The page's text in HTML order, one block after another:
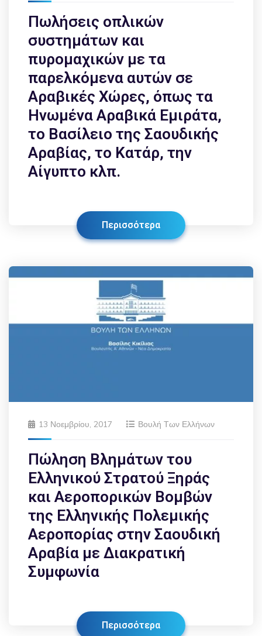
Πωλήσεις οπλικών
συστημάτων και
πυρομαχικών με τα
παρελκόμενα αυτών σε
Αραβικές Χώρες, όπως τα
Ηνωμένα Αραβικά Εμιράτα,
το Βασίλειο της Σαουδικής
Αραβίας, το Κατάρ, την
Αίγυπτο κλπ.
Περισσότερα
13 Νοεμβρίου, 2017 Βουλή Των Ελλήνων
Πώληση Βλημάτων του
Ελληνικού Στρατού Ξηράς
και Αεροπορικών Βομβών
της Ελληνικής Πολεμικής
Αεροπορίας στην Σαουδική
Αραβία με Διακρατική
Συμφωνία
Περισσότερα